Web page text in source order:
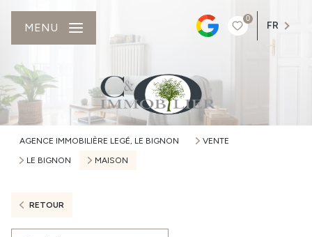
0
FR
MENU
AGENCE IMMOBILIÈRE LEGÉ, LE BIGNON
VENTE
LE BIGNON
MAISON
RETOUR